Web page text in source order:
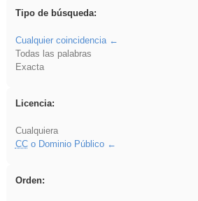
Tipo de búsqueda:
Cualquier coincidencia
Todas las palabras
Exacta
Licencia:
Cualquiera
CCo Dominio Público
Orden: